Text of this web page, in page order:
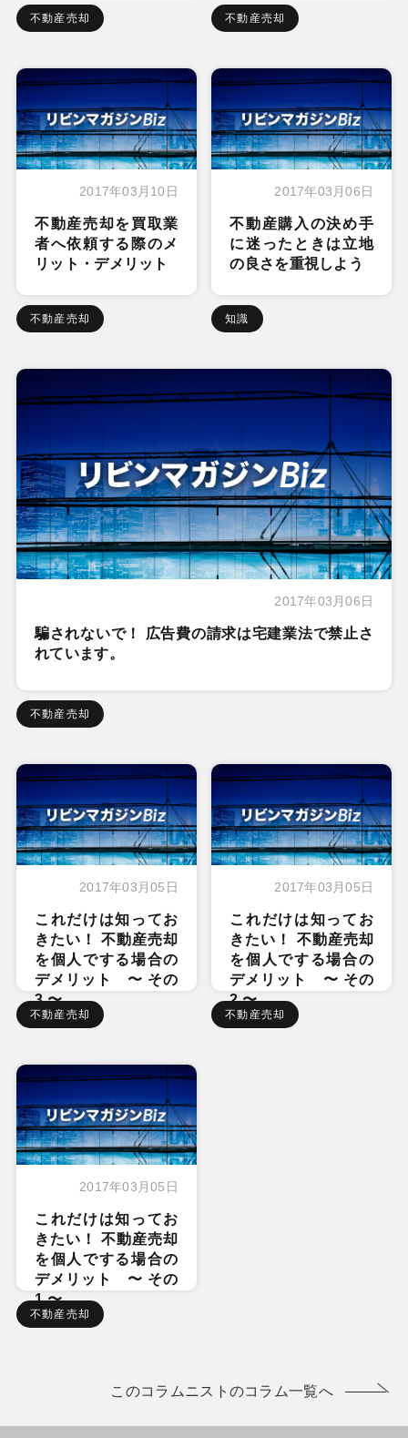
不動産売却 不動産売却
2017年03月10日
不動産売却を買取業
者へ依頼する際のメ
リット・デメリット
不動産売却
2017年03月06日
不動産購入の決め手
に迷ったときは立地
の良さを重視しよう
知識
2017年03月06日
騙されないで！ 広告費の請求は宅建業法で禁止さ
れています。
不動産売却
2017年03月05日
これだけは知ってお
きたい！ 不動産売却
を個人でする場合の
デメリット 〜 その
3 〜
不動産売却
2017年03月05日
これだけは知ってお
きたい！ 不動産売却
を個人でする場合の
デメリット 〜 その
2 〜
不動産売却
2017年03月05日
これだけは知ってお
きたい！ 不動産売却
を個人でする場合の
デメリット 〜 その
1 〜
不動産売却
このコラムニストのコラム一覧へ